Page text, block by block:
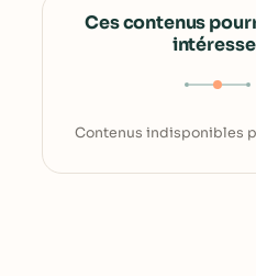
Ces contenus
Contenus indisponibles